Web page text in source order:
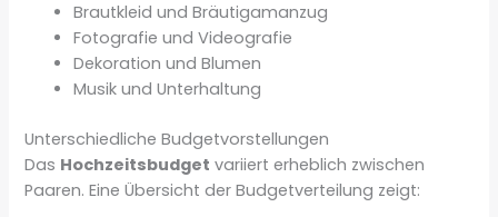
Brautkleid und Bräutigamanzug
Fotografie und Videografie
Dekoration und Blumen
Musik und Unterhaltung
Unterschiedliche Budgetvorstellungen
Das Hochzeitsbudget variiert erheblich zwischen
Paaren. Eine Übersicht der Budgetverteilung zeigt: